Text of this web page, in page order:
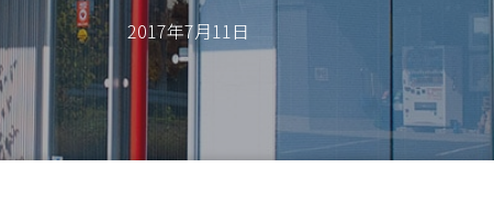
2017年7月11日